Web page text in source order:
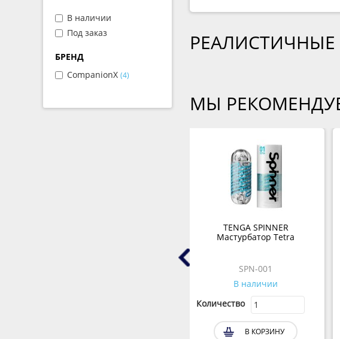
В наличии
Под заказ
БРЕНД
CompanionX (4)
МЫ
TENGA SPINNER
Мастурбатор Tetra
SPN-001
В наличии
Количество
В КОРЗИНУ